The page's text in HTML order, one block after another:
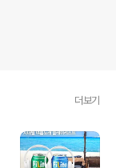
더보기